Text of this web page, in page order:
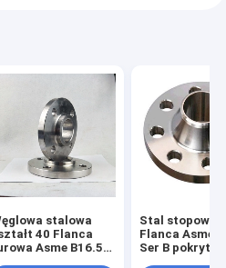
stalowa
40 Flanca
Asme B16.5
Stal stopowa
Flanca Asme
Ser B pokryta